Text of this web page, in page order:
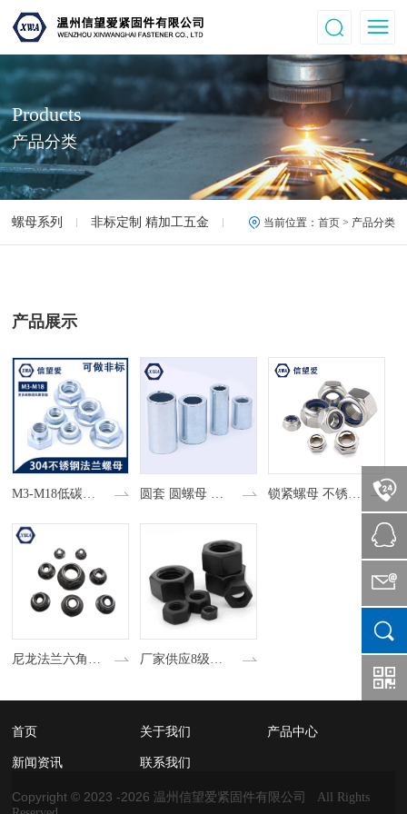
Products
产品分类
螺母系列 非标定制 精加工五金 高强度螺母.螺丝 12.9级
当前位置： 首页> 产品分类
产品展示
尼龙法兰六角螺母实用 全金属法兰螺母 焊接螺母厂家批发供应 厂家供应8级六角螺母碳钢8级国标外六角螺帽
首页 关于我们 产品中心
新闻资讯 联系我们
Copyright © 2023 -2026温州信望爱紧固件有限公司 All Rights